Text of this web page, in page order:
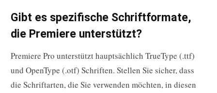
Gibt es spezifische Schriftformate,
die Premiere unterstützt?
Premiere Pro unterstützt hauptsächlich TrueType (.ttf)
und OpenType (.otf) Schriften. Stellen Sie sicher, dass
die Schriftarten, die Sie verwenden möchten, in diesen